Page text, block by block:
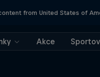
from United States of
Akce